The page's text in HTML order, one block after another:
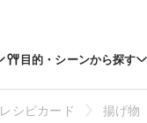
目的・シーンから探す
レシピカード 揚げ物